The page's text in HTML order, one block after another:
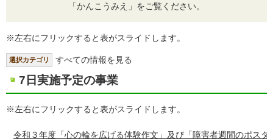
「かんこうみえ」をご覧ください。
※左右にフリックすると表がスライドします。
選択カテゴリ すべての情報を見る
7日実施予定の事業
※左右にフリックすると表がスライドします。
令和３年度「心の輪を広げる体験作文」及び「障害者週間のポスタ